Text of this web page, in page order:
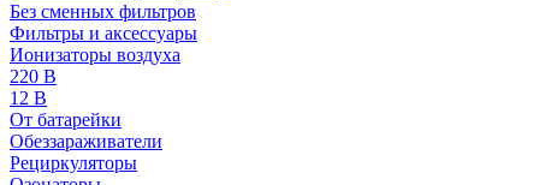
Без сменных фильтров
Фильтры и аксессуары
Ионизаторы воздуха
220 В
12 В
От батарейки
Обеззараживатели
Рециркуляторы